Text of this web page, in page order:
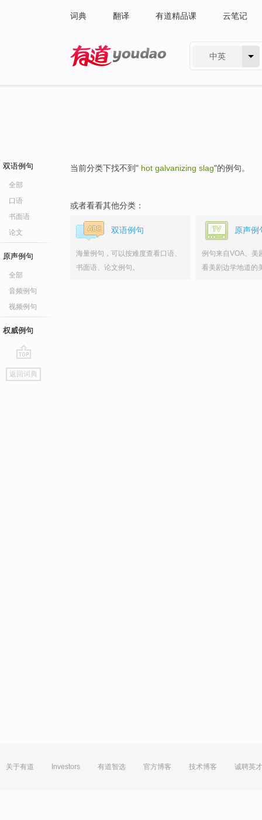
词典 翻译 有道精品课 云笔记
中英
双语例句
全部
口语
书面语
论文
原声例句
全部
音频例句
视频例句
权威例句
go
top
返回词典
当前分类下找不到" hot galvanizing slag"的例句。
或者看看其他分类：
双语例句
海量例句，可以按难度查看口语、
书面语、论文例句。
原声例
例句来自VOA、美
看美剧边学地道的
关于有道 Investors 有道智选 官方博客 技术博客 诚聘英才